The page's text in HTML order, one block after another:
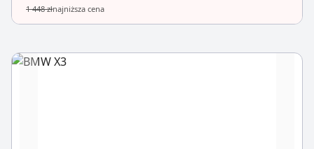
1 448 złnajniższa cena